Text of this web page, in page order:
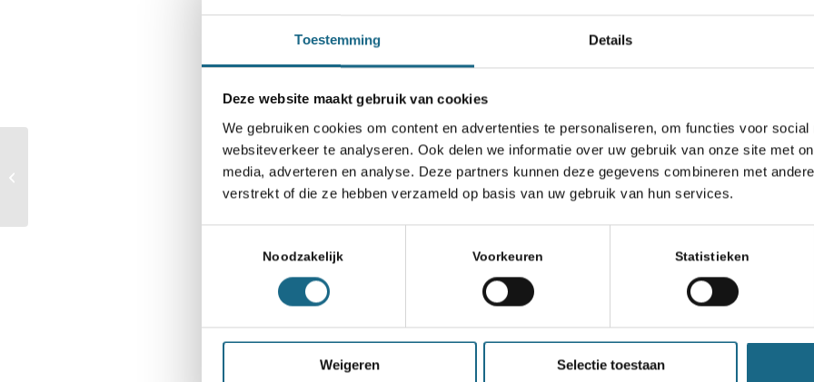
Toestemming Details
Deze website maakt gebruik van cookies
We gebruiken cookies om content en advertenties te personaliseren, om functies voor social
websiteverkeer te analyseren. Ook delen we informatie over uw gebruik van onze site met
media, adverteren en analyse. Deze partners kunnen deze gegevens combineren met
verstrekt of die ze hebben verzameld op basis van uw gebruik van hun services.
Noodzakelijk Voorkeuren Statistieken
Weigeren Selectie toestaan
verbeteren, want dat ik in de Schaak-Off succesvol was kwam
indeling tegen andere onervaren schakers. Ik heb nog enorm
sterkere tegenstanders. Dat viel zeker in het begin niet mee (ik
avond schaken), maar het bleek wel te kloppen.
4. Hoe bevalt het bij een schaakclub?
als achtendertigjarige nog stapje voor stapje bij te kunnen
bijzonder mooi hoe ervaren schakers van de club de tijd en
uitleg te geven aan beginnende spelers zoals ik, die oneindig
Daardoor voelde ik me vanaf het begin erg welkom. Na twee